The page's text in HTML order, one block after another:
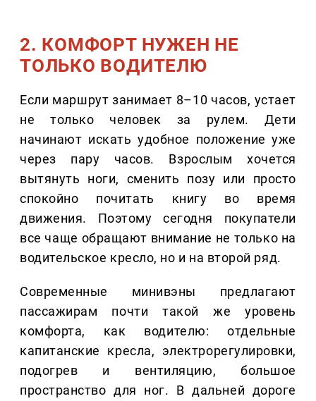
2. КОМФОРТ НУЖЕН НЕ
ТОЛЬКО ВОДИТЕЛЮ
Если маршрут занимает 8–10 часов, устает
не только человек за рулем. Дети
начинают искать удобное положение уже
через пару часов. Взрослым хочется
вытянуть ноги, сменить позу или просто
спокойно почитать книгу во время
движения. Поэтому сегодня покупатели
все чаще обращают внимание не только на
водительское кресло, но и на второй ряд.
Современные минивэны предлагают
пассажирам почти такой же уровень
комфорта, как водителю: отдельные
капитанские кресла, электрорегулировки,
подогрев и вентиляцию, большое
пространство для ног. В дальней дороге